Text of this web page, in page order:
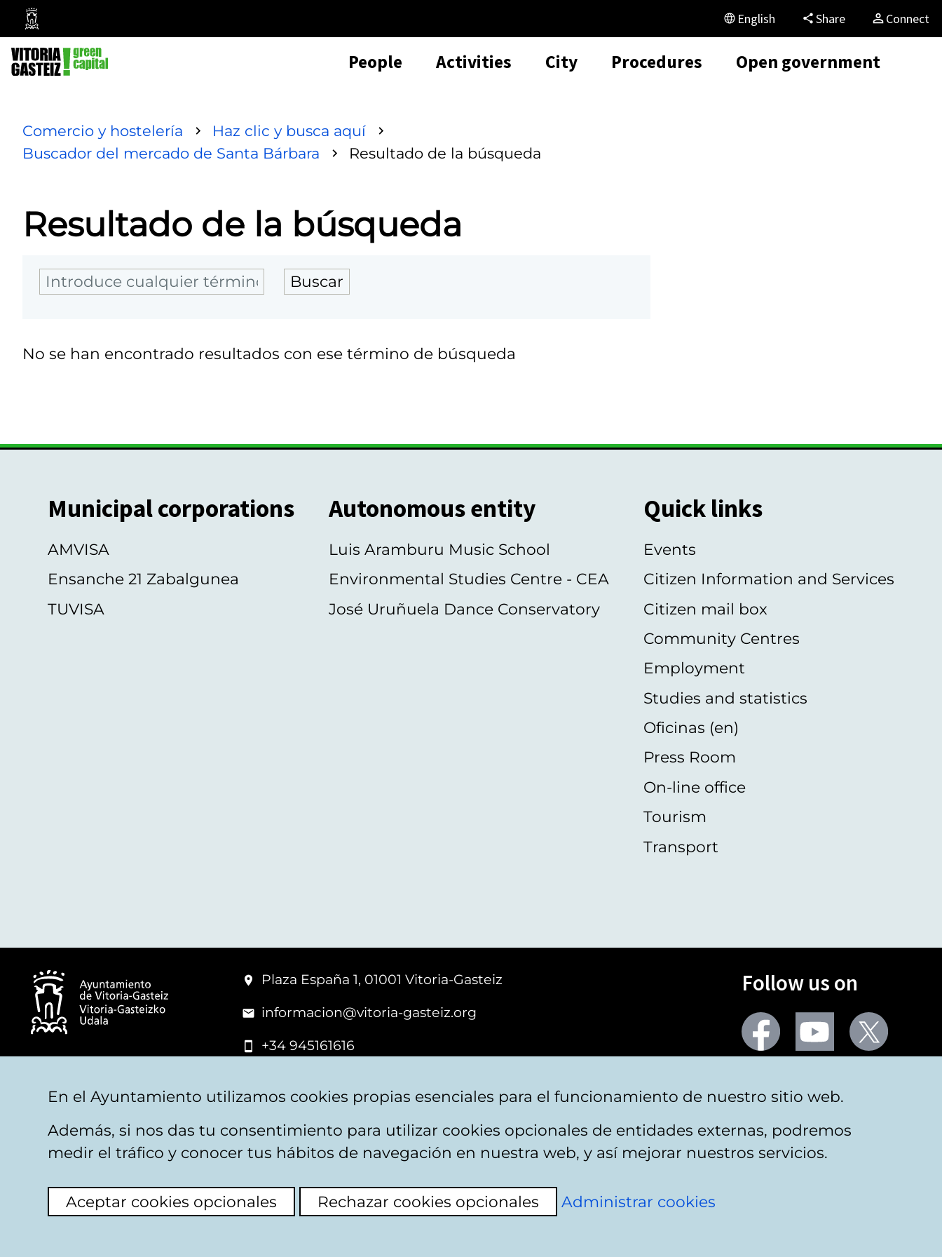
Vitoria-
Gasteiz
City
Council
English Share Connect
People Activities City Procedures Open government
Comercio y hostelería
Haz clic y busca aquí
Buscador del mercado de Santa Bárbara
Resultado de la búsqueda
Resultado de la búsqueda
No se han encontrado resultados con ese término de búsqueda
Municipal corporations
AMVISA
Ensanche 21 Zabalgunea
TUVISA
Autonomous entity
Luis Aramburu Music School
Environmental Studies Centre - CEA
José Uruñuela Dance Conservatory
Quick links
Events
Citizen Information and Services
Citizen mail box
Community Centres
Employment
Studies and statistics
Oficinas (en)
Press Room
On-line office
Tourism
Transport
Plaza España 1, 01001 Vitoria-Gasteiz
informacion@vitoria-gasteiz.org
+34 945161616
Follow us on
Facebook Youtube
Legal warning Privacy Politica de cookies Website map Accessibility Contact
En el Ayuntamiento utilizamos cookies propias esenciales para el funcionamiento de nuestro sitio web.
Además, si nos das tu consentimiento para utilizar cookies opcionales de entidades externas, podremos
medir el tráfico y conocer tus hábitos de navegación en nuestra web, y así mejorar nuestros servicios.
Aceptar cookies opcionales Rechazar cookies opcionales Administrar cookies